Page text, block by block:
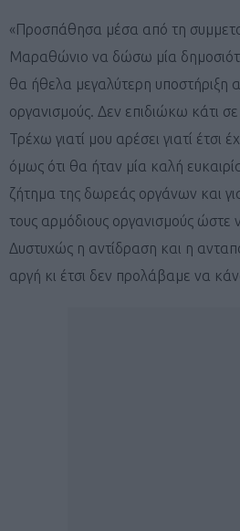
«Προσπάθησα μέσα από τη
Μαραθώνιο να δώσω μία
θα ήθελα μεγαλύτερη υποστήριξη
οργανισμούς. Δεν επιδιώκω κάτι
Τρέχω γιατί μου αρέσει γιατί
όμως ότι θα ήταν μία καλή
ζήτημα της δωρεάς οργάνων και
τους αρμόδιους οργανισμούς ώστε
Δυστυχώς η αντίδραση και η
αργή κι έτσι δεν προλάβαμε να